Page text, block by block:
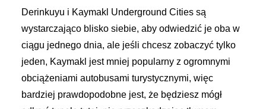
Derinkuyu i Kaymakl Underground Cities są
wystarczająco blisko siebie, aby odwiedzić je oba w
ciągu jednego dnia, ale jeśli chcesz zobaczyć tylko
jeden, Kaymakl jest mniej popularny z ogromnymi
obciążeniami autobusami turystycznymi, więc
bardziej prawdopodobne jest, że będziesz mógł